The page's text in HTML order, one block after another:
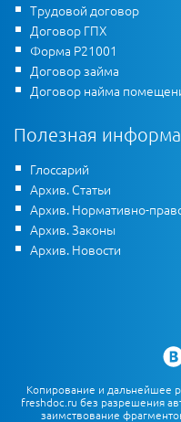
Трудовой договор
Договор ГПХ
Форма Р21001
Договор займа
Договор найма
Полезная
Глоссарий
Архив. Статьи
Архив. Нормативно-
Архив. Законы
Архив. Новости
Копирование и дальнейшее
freshdoc.ru без разрешения
заимствование